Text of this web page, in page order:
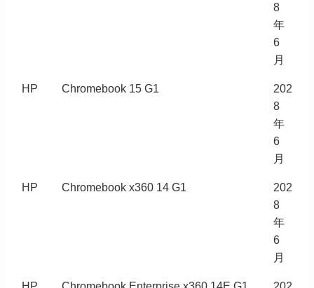
8
年
6
月
HP Chromebook 15 G1
202
8
年
6
月
HP Chromebook x360 14 G1
202
8
年
6
月